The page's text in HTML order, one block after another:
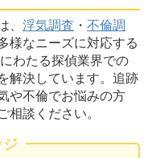
浮気調査 ・ 不倫調
様なニーズに対応する
わたる探偵業界での
解決しています。追跡
や不倫でお悩みの方
相談ください。
ジ